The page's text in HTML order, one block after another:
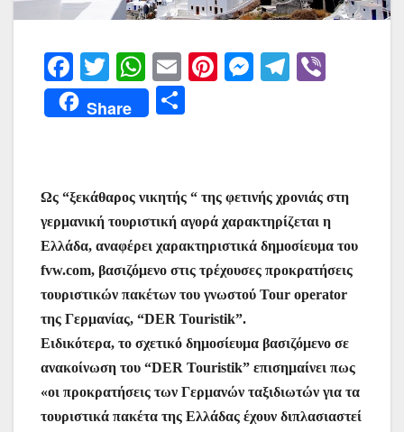
F
a
c
o
o
k
T
w
itt
W
h
at
p
p
E
m
ai
Pi M
e
n
g
er
T
m
Share
α
σ
τε
ίτ
ε
Ως “ξεκάθαρος νικητής “ της φετινής χρονιάς στη
γερμανική τουριστική αγορά χαρακτηρίζεται η
Ελλάδα, αναφέρει χαρακτηριστικά δημοσίευμα του
fvw.com, βασιζόμενο στις τρέχουσες προκρατήσεις
τουριστικών πακέτων του γνωστού Tour operator
της Γερμανίας, “DER Touristik”.
Ειδικότερα, το σχετικό δημοσίευμα βασιζόμενο σε
ανακοίνωση του “DER Touristik” επισημαίνει πως
«οι προκρατήσεις των Γερμανών ταξιδιωτών για τα
τουριστικά πακέτα της Ελλάδας έχουν διπλασιαστεί